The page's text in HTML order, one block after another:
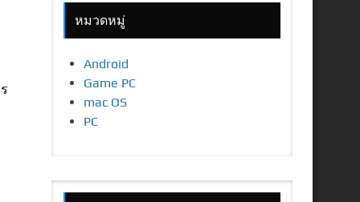
หมวดหมู่
Android
Game PC
mac OS
PC